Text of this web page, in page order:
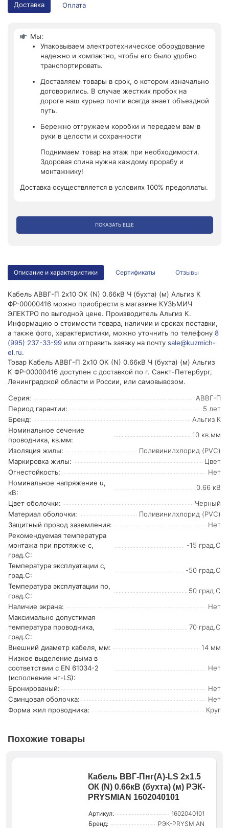
Доставка Оплата
Мы:
Упаковываем электротехническое оборудование
надежно и компактно, чтобы его было удобно
транспортировать.
Доставляем товары в срок, о котором изначально
договорились. В случае жестких пробок на
дороге наш курьер почти всегда знает объездной
путь.
Бережно отгружаем коробки и передаем вам в
руки в целости и сохранности
Поднимаем товар на этаж при необходимости.
Здоровая спина нужна каждому прорабу и
монтажнику!
Доставка осуществляется в условиях 100% предоплаты.
ПОКАЗАТЬ ЕЩЕ
Описание и характеристики Сертификаты Отзывы
Кабель АВВГ-П 2х10 ОК (N) 0.66кВ Ч (бухта) (м) Альгиз К
ФР-00000416 можно приобрести в магазине КУЗЬМИЧ
ЭЛЕКТРО по выгодной цене. Производитель Альгиз К.
Информацию о стоимости товара, наличии и сроках поставки,
а также фото, характеристики, можно уточнить по телефону 8
(995) 237-33-99 или отправить заявку на почту sale@kuzmich-
el.ru.
Товар Кабель АВВГ-П 2х10 ОК (N) 0.66кВ Ч (бухта) (м) Альгиз
К ФР-00000416 доступен с доставкой по г. Санкт-Петербург,
Ленинградской области и России, или самовывозом.
Серия:
АВВГ-П
Период гарантии:
5 лет
Бренд:
Альгиз К
Номинальное сечение
проводника, кв.мм:
10 кв.мм
Изоляция жилы:
Поливинилхлорид (PVC)
Маркировка жилы:
Цвет
Огнестойкость:
Нет
Номинальное напряжение u,
кВ:
0.66 кВ
Цвет оболочки:
Черный
Материал оболочки:
Поливинилхлорид (PVC)
Защитный провод заземления:
Нет
Рекомендуемая температура
монтажа при протяжке с,
град.C:
-15 град.C
Температура эксплуатации с,
град.C:
-50 град.C
Температура эксплуатации по,
град.C:
50 град.C
Наличие экрана:
Нет
Максимально допустимая
температура проводника,
град.C:
70 град.C
Внешний диаметр кабеля, мм:
14 мм
Низкое выделение дыма в
соответствии с EN 61034-2
(исполнение нг-LS):
Нет
Бронированый:
Нет
Свинцовая оболочка:
Нет
Форма жил проводника:
Круг
Похожие товары
Кабель ВВГ-Пнг(А)-LS 2х1.5
ОК (N) 0.66кВ (бухта) (м) РЭК-
PRYSMIAN 1602040101
Артикул:
1602040101
Бренд:
РЭК-PRYSMIAN